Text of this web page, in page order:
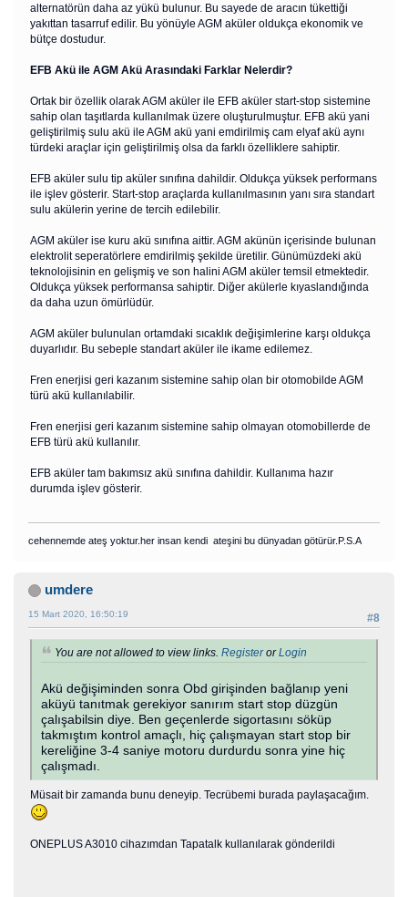
alternatörün daha az yükü bulunur. Bu sayede de aracın tükettiği
yakıttan tasarruf edilir. Bu yönüyle AGM aküler oldukça ekonomik ve
bütçe dostudur.
EFB Akü ile AGM Akü Arasındaki Farklar Nelerdir?
Ortak bir özellik olarak AGM aküler ile EFB aküler start-stop sistemine
sahip olan taşıtlarda kullanılmak üzere oluşturulmuştur. EFB akü yani
geliştirilmiş sulu akü ile AGM akü yani emdirilmiş cam elyaf akü aynı
türdeki araçlar için geliştirilmiş olsa da farklı özelliklere sahiptir.
EFB aküler sulu tip aküler sınıfına dahildir. Oldukça yüksek performans
ile işlev gösterir. Start-stop araçlarda kullanılmasının yanı sıra standart
sulu akülerin yerine de tercih edilebilir.
AGM aküler ise kuru akü sınıfına aittir. AGM akünün içerisinde bulunan
elektrolit seperatörlere emdirilmiş şekilde üretilir. Günümüzdeki akü
teknolojisinin en gelişmiş ve son halini AGM aküler temsil etmektedir.
Oldukça yüksek performansa sahiptir. Diğer akülerle kıyaslandığında
da daha uzun ömürlüdür.
AGM aküler bulunulan ortamdaki sıcaklık değişimlerine karşı oldukça
duyarlıdır. Bu sebeple standart aküler ile ikame edilemez.
Fren enerjisi geri kazanım sistemine sahip olan bir otomobilde AGM
türü akü kullanılabilir.
Fren enerjisi geri kazanım sistemine sahip olmayan otomobillerde de
EFB türü akü kullanılır.
EFB aküler tam bakımsız akü sınıfına dahildir. Kullanıma hazır
durumda işlev gösterir.
cehennemde ateş yoktur.her insan kendi ateşini bu dünyadan götürür.P.S.A
umdere
#8
15 Mart 2020, 16:50:19
You are not allowed to view links. RegisterorLogin
Akü değişiminden sonra Obd girişinden bağlanıp yeni
aküyü tanıtmak gerekiyor sanırım start stop düzgün
çalışabilsin diye. Ben geçenlerde sigortasını söküp
takmıştım kontrol amaçlı, hiç çalışmayan start stop bir
kereliğine 3-4 saniye motoru durdurdu sonra yine hiç
çalışmadı.
Müsait bir zamanda bunu deneyip. Tecrübemi burada paylaşacağım.
ONEPLUS A3010 cihazımdan Tapatalk kullanılarak gönderildi